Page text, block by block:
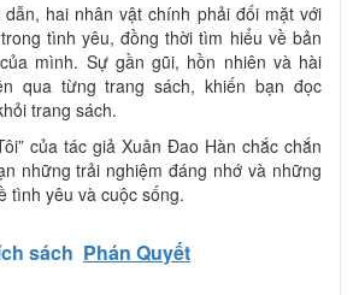
hai nhân vật chính phải đối mặt với
tình yêu, đồng thời tìm hiểu về bản
mình. Sự gần gũi, hồn nhiên và hài
qua từng trang sách, khiến bạn đọc
trang sách.
của tác giả Xuân Đao Hàn chắc chắn
những trải nghiệm đáng nhớ và những
tình yêu và cuộc sống.
sách Phán Quyết